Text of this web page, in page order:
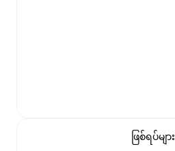
ဖြစ်ရပ်များ